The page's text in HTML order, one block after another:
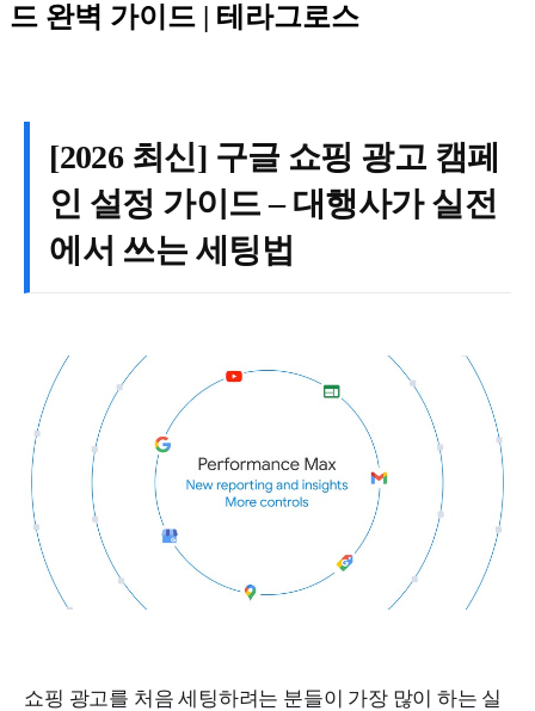
드 완벽 가이드 | 테라그로스
[2026 최신] 구글 쇼핑 광고 캠페
인 설정 가이드 – 대행사가 실전
에서 쓰는 세팅법
쇼핑 광고를 처음 세팅하려는 분들이 가장 많이 하는 실